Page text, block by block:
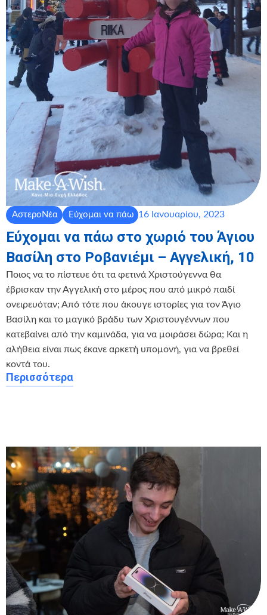
ΑστεροΝέα Εύχομαι να πάω 16 Ιανουαρίου, 2023
Εύχομαι να πάω στο χωριό του Άγιου
Βασίλη στο Ροβανιέμι – Αγγελική, 10
Ποιος να το πίστευε ότι τα φετινά Χριστούγεννα θα
έβρισκαν την Αγγελική στο μέρος που από μικρό παιδί
ονειρευόταν; Από τότε που άκουγε ιστορίες για τον Άγιο
Βασίλη και το μαγικό βράδυ των Χριστουγέννων που
κατεβαίνει από την καμινάδα, για να μοιράσει δώρα; Και η
αλήθεια είναι πως έκανε αρκετή υπομονή, για να βρεθεί
κοντά του.
Περισσότερα